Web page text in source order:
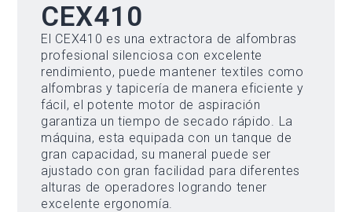
CEX410
El CEX410 es una extractora de alfombras
profesional silenciosa con excelente
rendimiento, puede mantener textiles como
alfombras y tapicería de manera eficiente y
fácil, el potente motor de aspiración
garantiza un tiempo de secado rápido. La
máquina, esta equipada con un tanque de
gran capacidad, su maneral puede ser
ajustado con gran facilidad para diferentes
alturas de operadores logrando tener
excelente ergonomía.